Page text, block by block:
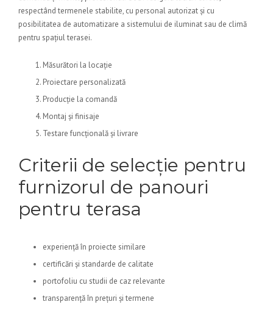
respectând termenele stabilite, cu personal autorizat și cu
posibilitatea de automatizare a sistemului de iluminat sau de climă
pentru spațiul terasei.
Măsurători la locație
Proiectare personalizată
Producție la comandă
Montaj și finisaje
Testare funcțională și livrare
Criterii de selecție pentru
furnizorul de panouri
pentru terasa
experiență în proiecte similare
certificări și standarde de calitate
portofoliu cu studii de caz relevante
transparență în prețuri și termene